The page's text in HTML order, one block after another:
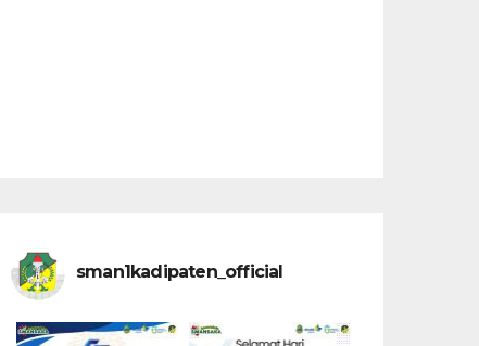
sman1kadipaten_official